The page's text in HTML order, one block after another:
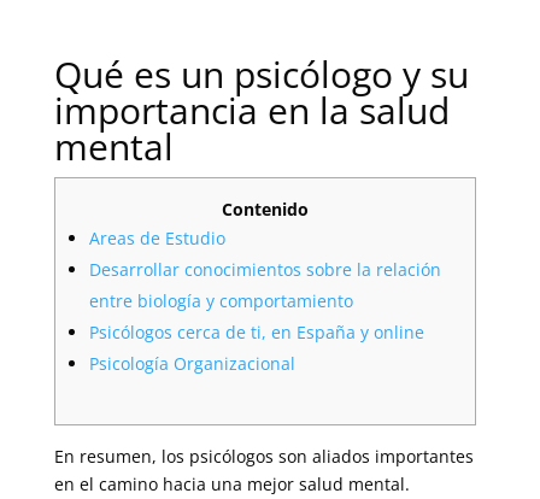
Qué es un psicólogo y su
importancia en la salud
mental
Contenido
Areas de Estudio
Desarrollar conocimientos sobre la relación
entre biología y comportamiento
Psicólogos cerca de ti, en España y online
Psicología Organizacional
En resumen, los psicólogos son aliados importantes
en el camino hacia una mejor salud mental.